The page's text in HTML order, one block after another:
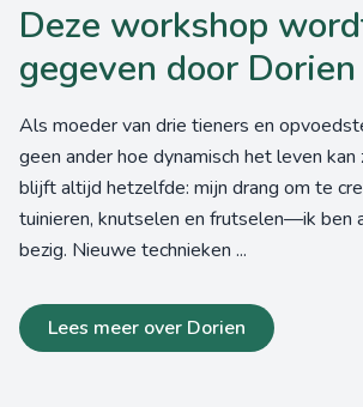
Deze workshop wordt
gegeven door Dorien
Als moeder van drie tieners en
geen ander hoe dynamisch het leven kan
blijft altijd hetzelfde: mijn drang om te
tuinieren, knutselen en frutselen—ik ben
bezig. Nieuwe technieken ...
Lees meer over Dorien